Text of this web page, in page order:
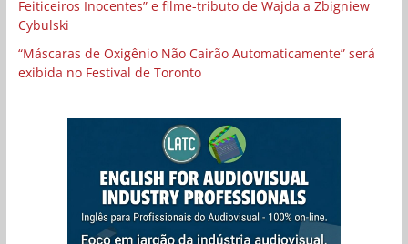
Feiticeiros Inocentes” e filme-tributo de Wajda a Zbigniew
Cybulski
“Máscaras de Oxigênio Não Cairão Automaticamente” será
exibida no Festival de Toronto